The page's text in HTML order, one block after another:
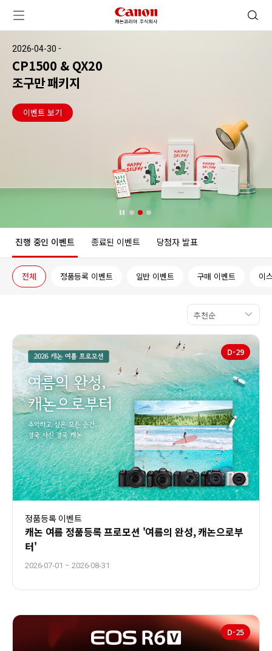
메뉴 열기 캐논코리아 주식회사 로고 검색 열기
2026-06-19 -
RF20-50mm
F4 L IS USM PZ
이벤트 보기
진행 중인 이벤트 종료된 이벤트 당첨자 발표
전체 정품등록 이벤트 일반 이벤트 구매 이벤트 이
추천순
D-29
정품등록 이벤트
캐논 여름 정품등록 프로모션 '여름의 완성, 캐논으로부
터'
2026-07-01 ~2026-08-31
D-25